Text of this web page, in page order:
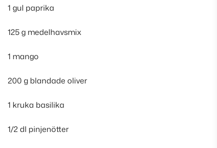
1 gul paprika
125 g medelhavsmix
1 mango
200 g blandade oliver
1 kruka basilika
1/2 dl pinjenötter